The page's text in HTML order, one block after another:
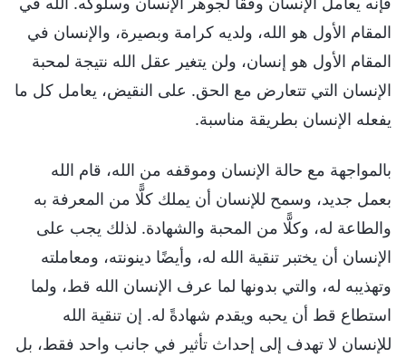
المقام الأول هو الله، ولديه كرامة وبصيرة، والإنسان في
المقام الأول هو إنسان، ولن يتغير عقل الله نتيجة لمحبة
الإنسان التي تتعارض مع الحق. على النقيض، يعامل كل ما
يفعله الإنسان بطريقة مناسبة.
بالمواجهة مع حالة الإنسان وموقفه من الله، قام الله
بعمل جديد، وسمح للإنسان أن يملك كلًّا من المعرفة به
والطاعة له، وكلًّا من المحبة والشهادة. لذلك يجب على
الإنسان أن يختبر تنقية الله له، وأيضًا دينونته، ومعاملته
وتهذيبه له، والتي بدونها لما عرف الإنسان الله قط، ولما
استطاع قط أن يحبه ويقدم شهادةً له. إن تنقية الله
للإنسان لا تهدف إلى إحداث تأثير في جانب واحد فقط، بل